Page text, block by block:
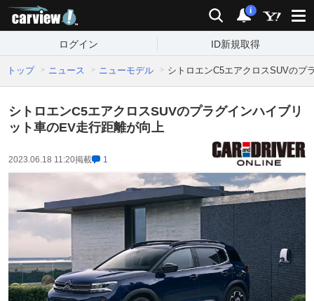
検索 通知
i
ログイン ID新規取得
トップ ニュース ニューモデル シトロエンC5エアクロスSUVのプ
シトロエンC5エアクロスSUVのプラグインハイブリ
ット車のEV走行距離が向上
2023.06.18 11:20掲載 1